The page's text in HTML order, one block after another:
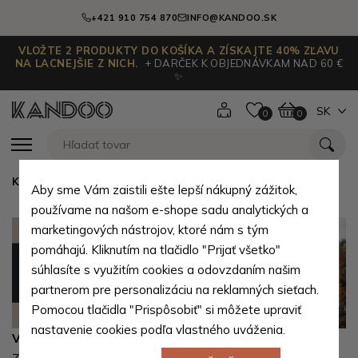
+421 910 754 870 INFO@KANDOO.SK
VLOŽTE 2 PRODUKTY DO KOŠÍKA A ZÍSKAJTE 40% ZĽAVU
NA LACNEJŠIE Z NICH.
+ DARČEK K OBJEDNÁVKAM NAD 60 €
✨
0 0 SK
Kandoo.sk
Veľký výber tovaru
Aby sme Vám zaistili ešte lepší nákupný zážitok,
používame na našom e-shope sadu analytických a
marketingových nástrojov, ktoré nám s tým
pomáhajú. Kliknutím na tlačidlo "Prijať všetko"
súhlasíte s využitím cookies a odovzdaním našim
partnerom pre personalizáciu na reklamných sieťach.
Pomocou tlačidla "Prispôsobiť" si môžete upraviť
nastavenie cookies podľa vlastného uváženia.